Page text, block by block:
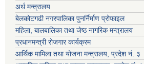
अर्थ मन्त्रालय
बेलकोटगढी नगरपालिका पुनर्निर्माण प्रोफाइल
महिला, बालबालिका तथा जेष्ठ नागरिक मन्त्रालय
प्रधानमन्त्री रोजगार कार्यक्रम
आर्थिक मामिला तथा योजना मन्त्रालय, प्रदेश नं. ३